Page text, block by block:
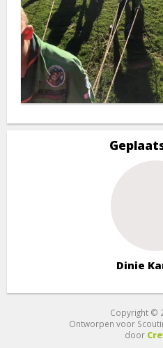
Dinie
Copyright ©
Ontworpen voor
door